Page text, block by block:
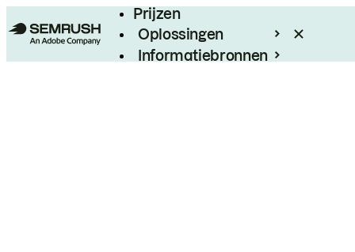
Prijzen
Oplossingen
Informatiebronnen